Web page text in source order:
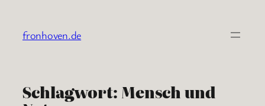
springen
fronhoven.de
Schlagwort:Mensch und